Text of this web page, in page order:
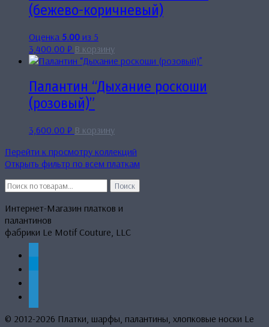
(бежево-коричневый)
Оценка 5.00 из 5
3,400.00 ₽ В корзину
Палантин “Дыхание роскоши
(розовый)”
3,600.00 ₽ В корзину
Перейти к просмотру коллекций
Открыть фильтр по всем платкам
Искать:
Поиск
Интернет-Магазин платков и
палантинов
фабрики Le Motif Couture, LLC
© 2012-2026 Платки, шарфы, палантины, хлопковые носки Le